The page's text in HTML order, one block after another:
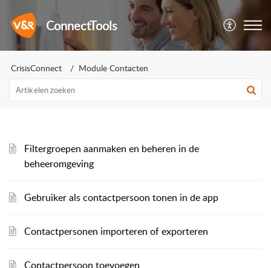
ConnectTools
CrisisConnect Module Contacten
Filtergroepen aanmaken en beheren in de
beheeromgeving
Gebruiker als contactpersoon tonen in de app
Contactpersonen importeren of exporteren
Contactpersoon toevoegen